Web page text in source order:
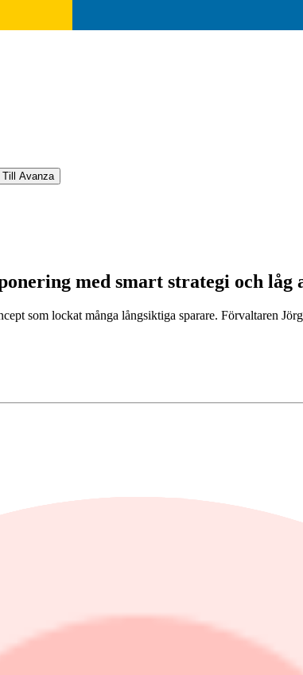
Till Avanza
med smart strategi och låg
som lockat många långsiktiga sparare. Förvaltaren
bolag över hela världen. Tanken är att
investmentbolag är lite av bortglömda pärlor.
att man ska få liknande geografisk spridning som om
förvaltas fonden passivt. Det innebär att varje